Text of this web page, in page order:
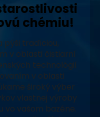
chémiu!
pýši tradíciou,
v oblasti čistiarní
technológií
v oblasti
široký výber
vlastnej výroby
vo vašom bazéne.